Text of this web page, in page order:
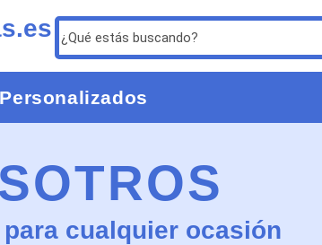
cualquier ocasión